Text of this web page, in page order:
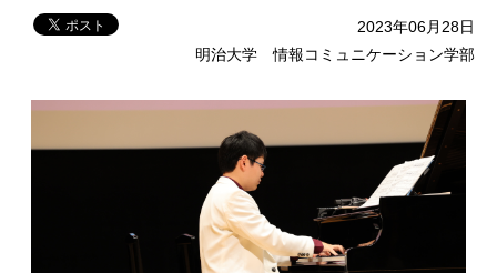
2023年06月28日
明治大学 情報コミュニケーション学部